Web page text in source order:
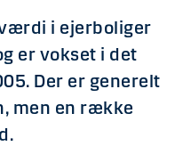
i ejerboliger
er vokset i det
Der er generelt
men en række